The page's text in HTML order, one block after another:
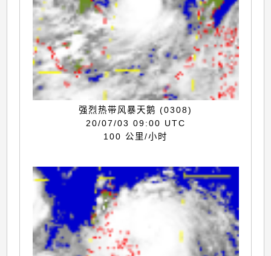
强烈热带风暴天鹅 (0308)
20/07/03 09:00 UTC
100 公里/小时